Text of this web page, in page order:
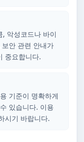
악성코드나 바이
안 관련 안내가
중요합니다.
기준이 명확하게
있습니다. 이용
시기 바랍니다.